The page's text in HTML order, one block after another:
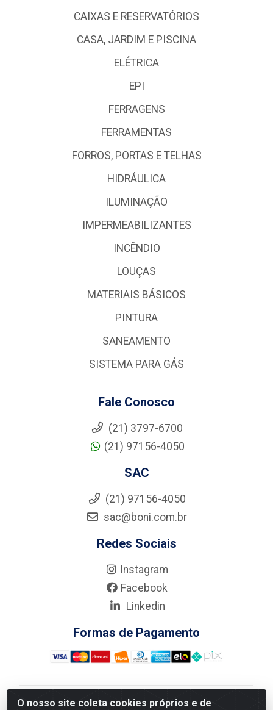
O nosso site coleta cookies próprios e de
CAIXAS E RESERVATÓRIOS
CASA, JARDIM E PISCINA
ELÉTRICA
EPI
FERRAGENS
FERRAMENTAS
FORROS, PORTAS E TELHAS
HIDRÁULICA
ILUMINAÇÃO
IMPERMEABILIZANTES
INCÊNDIO
LOUÇAS
MATERIAIS BÁSICOS
PINTURA
SANEAMENTO
SISTEMA PARA GÁS
Fale Conosco
(21) 3797-6700
(21) 97156-4050
SAC
(21) 97156-4050
sac@boni.com.br
Redes Sociais
Instagram
Facebook
Linkedin
Formas de Pagamento
Nova Boni Distribuidora de Material de Construção LTDA